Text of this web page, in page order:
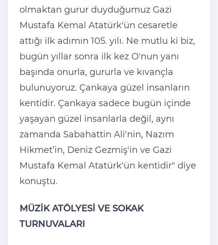
olmaktan gurur duyduğumuz Gazi
Mustafa Kemal Atatürk'ün cesaretle
attığı ilk adımın 105. yılı. Ne mutlu ki biz,
bugün yıllar sonra ilk kez O'nun yanı
başında onurla, gururla ve kıvançla
bulunuyoruz. Çankaya güzel insanların
kentidir. Çankaya sadece bugün içinde
yaşayan güzel insanlarla değil, aynı
zamanda Sabahattin Ali'nin, Nazım
Hikmet’in, Deniz Gezmiş'in ve Gazi
Mustafa Kemal Atatürk'ün kentidir" diye
konuştu.
MÜZİK ATÖLYESİ VE SOKAK
TURNUVALARI